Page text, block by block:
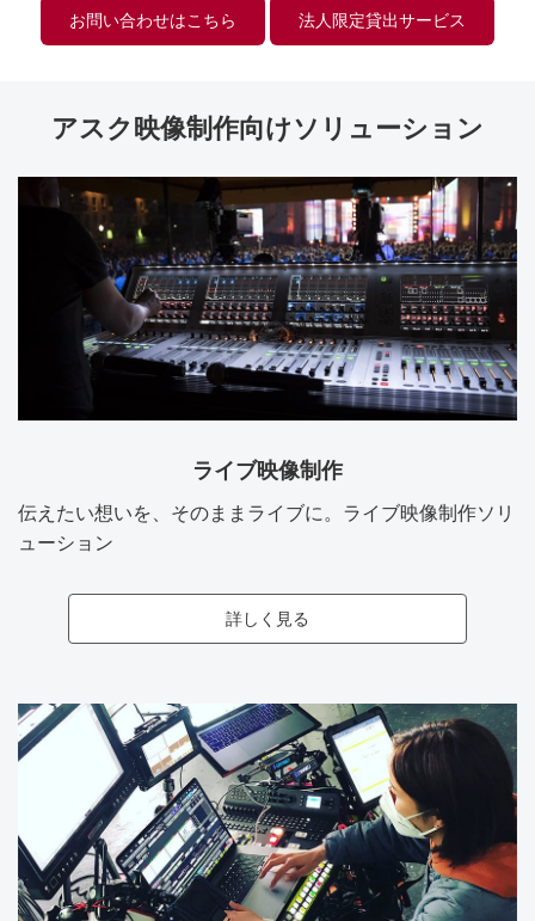
お問い合わせはこちら 法人限定貸出サービス
アスク映像制作向けソリューション
ライブ映像制作
伝えたい想いを、そのままライブに。ライブ映像制作ソリ
ューション
詳しく見る